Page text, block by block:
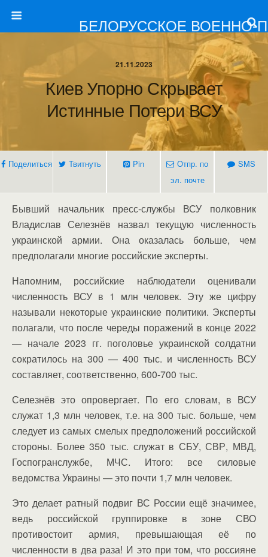
БЕЛОРУССКОЕ ВОЕННО-
21.11.2023
Киев Упорно Скрывает
Истинные Потери ВСУ
Поделиться Твитнуть Pin
Отпр. по
эл. почте
SMS
Бывший начальник пресс-службы ВСУ полковник
Владислав Селезнёв назвал текущую численность
украинской армии. Она оказалась больше, чем
предполагали многие российские эксперты.
Напомним, российские наблюдатели оценивали
численность ВСУ в 1 млн человек. Эту же цифру
называли некоторые украинские политики. Эксперты
полагали, что после череды поражений в конце 2022
— начале 2023 гг. поголовье украинской солдатни
сократилось на 300 — 400 тыс. и численность ВСУ
составляет, соответственно, 600-700 тыс.
Селезнёв это опровергает. По его словам, в ВСУ
служат 1,3 млн человек, т.е. на 300 тыс. больше, чем
следует из самых смелых предположений российской
стороны. Более 350 тыс. служат в СБУ, СВР, МВД,
Госпогранслужбе, МЧС. Итого: все силовые
ведомства Украины — это почти 1,7 млн человек.
Это делает ратный подвиг ВС России ещё значимее,
ведь российской группировке в зоне СВО
противостоит армия, превышающая её по
численности в два раза! И это при том, что россияне